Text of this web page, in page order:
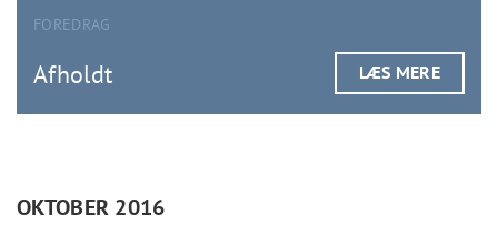
FOREDRAG
Afholdt LÆS MERE
OKTOBER 2016